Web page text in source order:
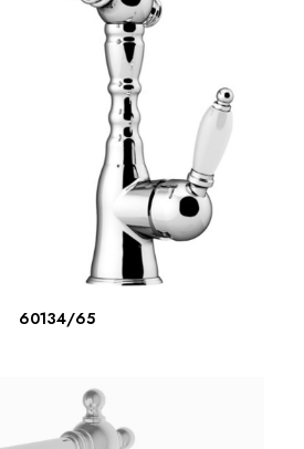
ΠΕΡΙΣΣΌΤΕΡΑ
60134/65